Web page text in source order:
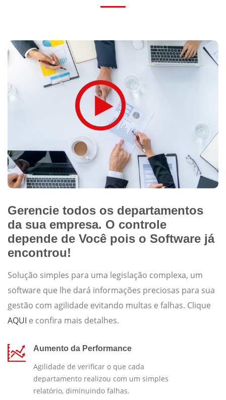
Gerencie todos os departamentos
da sua empresa. O controle
depende de Você pois o Software já
encontrou!
Solução simples para uma legislação complexa, um
software que lhe dará informações preciosas para sua
gestão com agilidade evitando multas e falhas. Clique
AQUI e confira mais detalhes.
Aumento da Performance
Agilidade de verificar o que cada
departamento realizou com um simples
relatório, diminuindo falhas.